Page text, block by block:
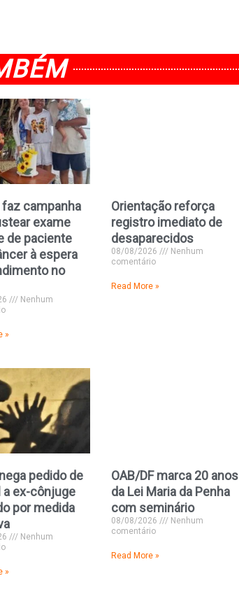
faz campanha
exame
de paciente
à espera
no
Nenhum
»
Orientação reforça
registro imediato de
desaparecidos
08/08/2026
Nenhum
comentário
Read More »
pedido de
a ex-cônjuge
por medida
Nenhum
»
OAB/DF marca 20 anos
da Lei Maria da Penha
com seminário
08/08/2026
Nenhum
comentário
Read More »